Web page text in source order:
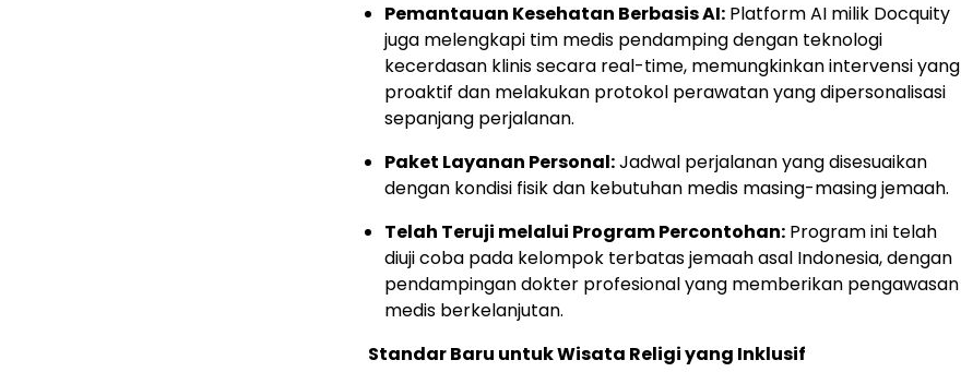
Pemantauan Kesehatan Berbasis AI: Platform AI milik Docquity
juga melengkapi tim medis pendamping dengan teknologi
kecerdasan klinis secara real-time, memungkinkan intervensi yang
proaktif dan melakukan protokol perawatan yang dipersonalisasi
sepanjang perjalanan.
Paket Layanan Personal:Jadwal perjalanan yang disesuaikan
dengan kondisi fisik dan kebutuhan medis masing-masing jemaah.
Telah Teruji melalui Program Percontohan: Program ini telah
diuji coba pada kelompok terbatas jemaah asal Indonesia, dengan
pendampingan dokter profesional yang memberikan pengawasan
medis berkelanjutan.
Standar Baru untuk Wisata Religi yang Inklusif